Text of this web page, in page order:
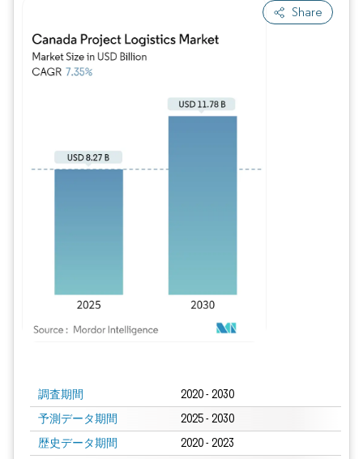
Share
調査期間 2020 - 2030
予測データ期間 2025 - 2030
歴史データ期間 2020 - 2023